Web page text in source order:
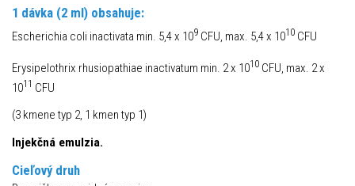
1 dávka (2 ml) obsahuje:
Escherichia coli inactivata min. 5,4 x 109 CFU, max. 5,4 x 1010 CFU
Erysipelothrix rhusiopathiae inactivatum min. 2 x 1010 CFU, max. 2 x
1011 CFU
(3 kmene typ 2, 1 kmen typ 1)
Injekčná emulzia.
Cieľový druh